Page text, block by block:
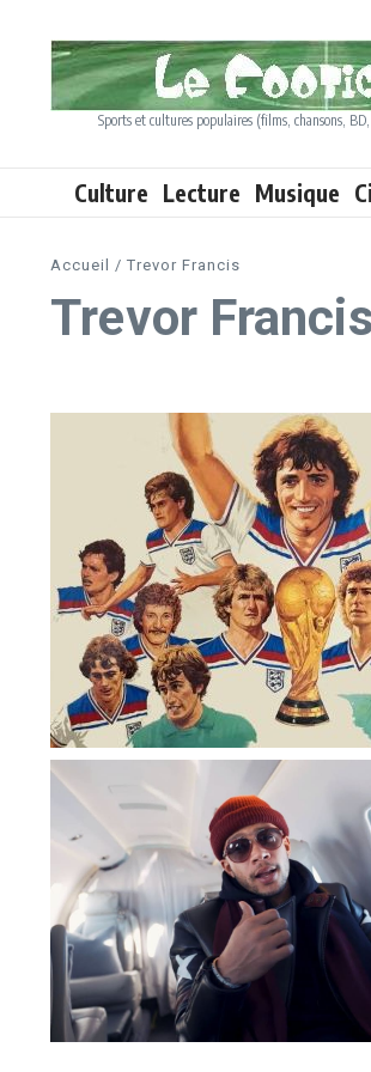
Sports et cultures populaires (films, chansons,
Culture Lecture Musique
Accueil / Trevor Francis
Trevor Francis